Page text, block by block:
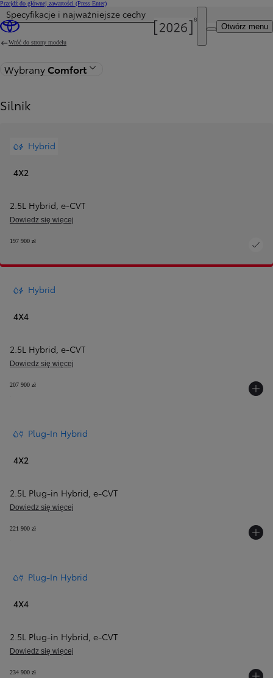
Przejdź do głównej zawartości (Press Enter)
Otwórz menu
Cena została zaktualizowana Cena Twojej konfiguracji została zmieniona na 199 100 zł.
Specyfikacje i najważniejsze cechy
Wróć do strony modelu
WybranyComfort
Silnik
Hybrid
4X2
2.5L Hybrid, e‑CVT
Dowiedz się więcej
197 900 zł
Hybrid
4X4
2.5L Hybrid, e‑CVT
Dowiedz się więcej
207 900 zł
Plug-In Hybrid
4X2
2.5L Plug-in Hybrid, e‑CVT
Dowiedz się więcej
221 900 zł
Plug-In Hybrid
4X4
2.5L Plug-in Hybrid, e‑CVT
Dowiedz się więcej
234 900 zł